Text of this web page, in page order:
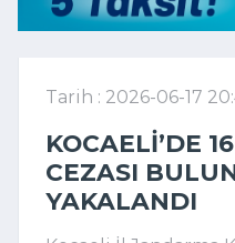
Tarih : 2026-06-17
KOCAELI’DE
CEZASI
YAKALANDI